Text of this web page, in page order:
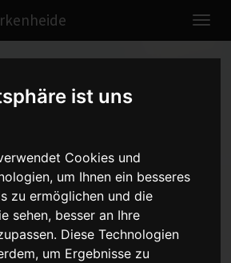
ist uns
Cookies und
um Ihnen ein besseres
zu ermöglichen und die
sehen, besser an Ihre
Diese Technologien
um Ergebnisse zu
Kreisklasse B -
Saison